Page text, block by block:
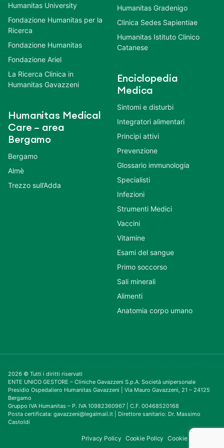
Humanitas University
Fondazione Humanitas per la
Ricerca
Fondazione Humanitas
Fondazione Ariel
La Ricerca Clinica in
Humanitas Gavazzeni
Humanitas Medical
Care – area
Bergamo
Bergamo
Almè
Trezzo sull’Adda
Humanitas Gradenigo
Clinica Sedes Sapientiae
Humanitas Istituto Clinico
Catanese
Enciclopedia
Medica
Sintomi e disturbi
Integratori alimentari
Principi attivi
Prevenzione
Glossario immunologia
Specialisti
Infezioni
Strumenti Medici
Vaccini
Vitamine
Esami del sangue
Primo soccorso
Sali minerali
Alimenti
Anatomia corpo umano
2026 © Tutti i diritti riservati
ENTE UNICO GESTORE – Cliniche Gavazzeni S.p.A. Società unipersonale
Presidio Ospedaliero Humanitas Gavazzeni | Via Mauro Gavazzeni, 21 – 24125
Bergamo
Gruppo IVA Humanitas – P. IVA 10982360967 | C.F. 00468520168
Posta certificata: gavazzeni@legalmail.it | Direttore sanitario: Dr. Massimo
Castoldi
Privacy Policy Cookie Policy Cookie Consent